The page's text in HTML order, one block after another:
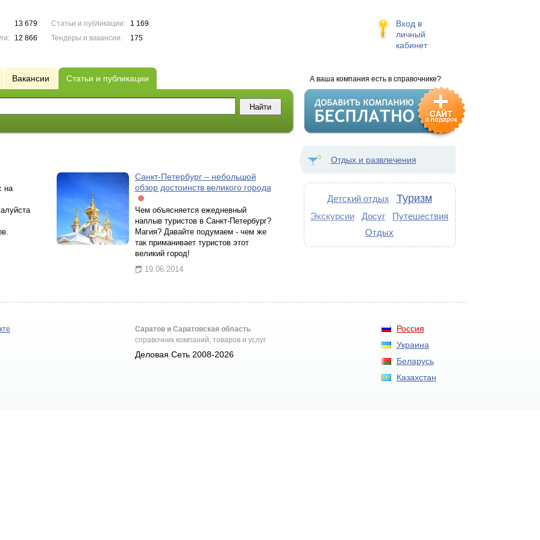
13 679
12 866
Статьи и публикации:
1 169
Тендеры и вакансии:
175
Вход в
личный
кабинет
А ваша компания есть в справочнике?
Вакансии Статьи и публикации
на
Санкт-Петербург – небольшой
обзор достоинств великого города
Чем объясняется ежедневный
наплыв туристов в Санкт-Петербург?
Магия? Давайте подумаем - чем же
так приманивает туристов этот
великий город!
19.06.2014
Отдых и развлечения
Детский отдых Туризм
Экскурсии Досуг
Путешествия
Отдых
Россия
Украина
Беларусь
Казахстан
Саратов и Саратовская область
справочник компаний, товаров и услуг
Деловая Сеть 2008-2026